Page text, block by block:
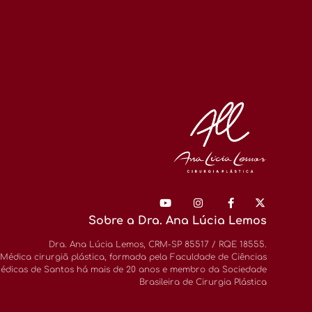
Sobre a Dra. Ana Lúcia Lemos
Dra. Ana Lúcia Lemos, CRM-SP 85517 / RQE 18555.
Médica cirurgiã plástica, formada pela Faculdade de Ciências
de Santos há mais de 20 anos e membro da Sociedade
Brasileira de Cirurgia Plástica